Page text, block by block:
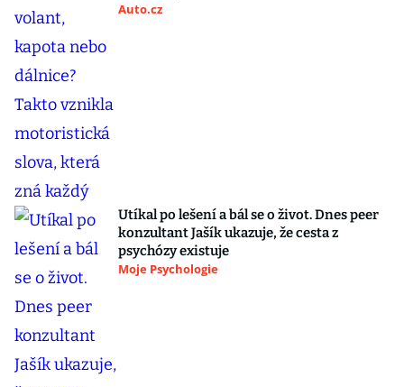
Auto.cz
Utíkal po lešení a bál se o život. Dnes peer
konzultant Jašík ukazuje, že cesta z
psychózy existuje
Moje Psychologie